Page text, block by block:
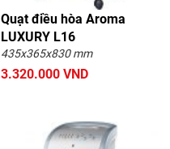
Quạt điều hòa Aroma
LUXURY L16
435x365x830 mm
3.320.000 VND